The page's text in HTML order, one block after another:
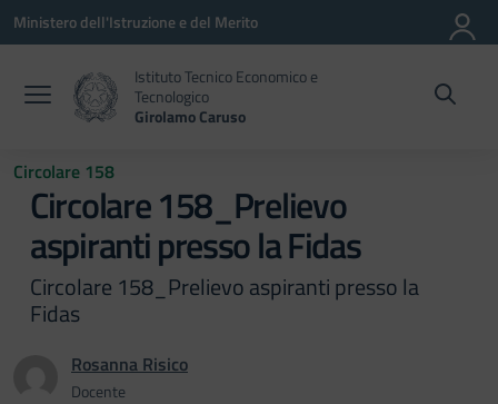
Vai ai contenuti
Vai al menu di navigazione
Vai al footer
Ministero dell'Istruzione e del Merito
Istituto Tecnico Economico e
Tecnologico
Girolamo Caruso
Circolare 158
Circolare 158_Prelievo
aspiranti presso la Fidas
Circolare 158_Prelievo aspiranti presso la
Fidas
Rosanna Risico
Docente